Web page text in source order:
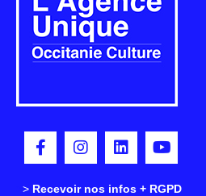
> Recevoir nos infos + RGPD